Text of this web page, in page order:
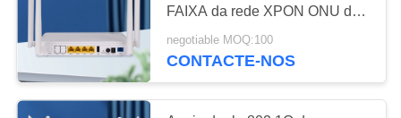
PRIVACY
POLICY
EPON OLT
FAIXA da rede XPON ONU de
FTTx Gpon
negotiable MOQ:100
CONTACTE-NOS